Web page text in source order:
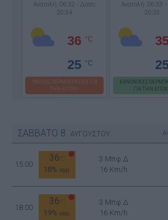
Ανατολή: 06:32 - Δύση:
20:34
36 °C
25 °C
ΥΨΗΛΕΣ ΘΕΡΜΟΚΡΑΣΙΕΣ ΓΙΑ
ΤΗΝ ΕΠΟΧΗ
Ανατολή: 06:33 -
20:33
ΚΑΝΟΝΙΚΕΣ
ΓΙΑ ΤΗΝ
ΣΑΒΒΑΤΟ 8 ΑΥΓΟΥΣΤΟΥ
15:00
36
18% υγρ.
3 Μπφ Δ
16 Km/h
18:00
36
19% υγρ.
3 Μπφ Δ
16 Km/h